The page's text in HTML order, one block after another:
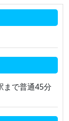
まで普通45分